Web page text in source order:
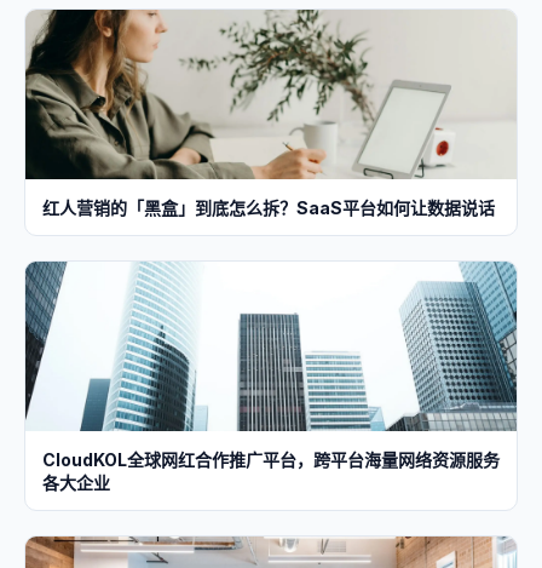
红人营销的「黑盒」到底怎么拆？SaaS平台如何让数据说话
CloudKOL全球网红合作推广平台，跨平台海量网络资源服务
各大企业